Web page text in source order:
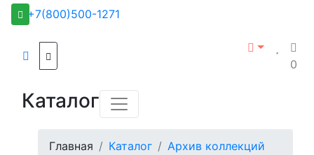
+7(800)500-1271
0
Каталог
Главная Каталог
Архив коллекций